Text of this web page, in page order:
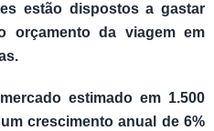
estão dispostos a gastar
orçamento da viagem em
estimado em 1.500
crescimento anual de 6%